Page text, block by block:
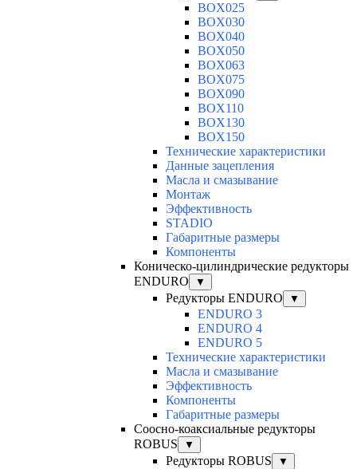
BOX025
BOX030
BOX040
BOX050
BOX063
BOX075
BOX090
BOX110
BOX130
BOX150
Технические характеристики
Данные зацепления
Масла и смазывание
Монтаж
Эффективность
STADIO
Габаритные размеры
Компоненты
Коническо-цилиндрические редукторы
ENDURO
▼
Редукторы ENDURO ▼
ENDURO 3
ENDURO 4
ENDURO 5
Технические характеристики
Масла и смазывание
Эффективность
Компоненты
Габаритные размеры
Соосно-коаксиальные редукторы
ROBUS
▼
Редукторы ROBUS ▼